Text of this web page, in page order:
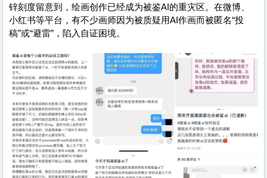
锌刻度留意到，绘画创作已经成为被鉴AI的重灾区。在微博、
小红书等平台，有不少画师因为被质疑用AI作画而被匿名“投
稿”或“避雷”，陷入自证困境。